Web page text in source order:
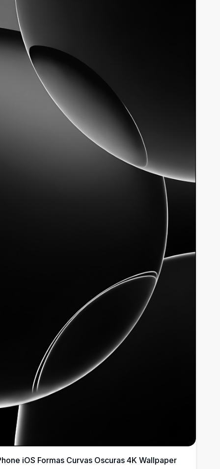
iOS Formas Curvas Oscuras 4K Wallpaper